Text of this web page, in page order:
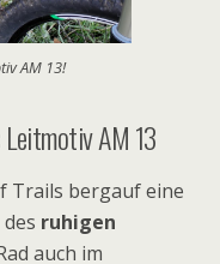
AM 13!
AM 13
Trails bergauf eine
ruhigen
auch im